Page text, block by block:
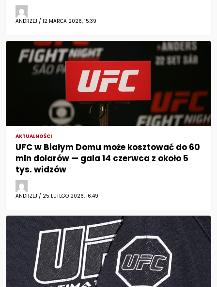
ANDRZEJ / 12 MARCA 2026, 15:39
AKTUALNOŚCI
UFC w Białym Domu może kosztować do 60
mln dolarów — gala 14 czerwca z około 5
tys. widzów
ANDRZEJ / 25 LUTEGO 2026, 16:49